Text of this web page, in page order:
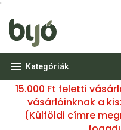
'
Kategóriák
15.000 Ft feletti
vásárlóinknak a
(Külföldi címre